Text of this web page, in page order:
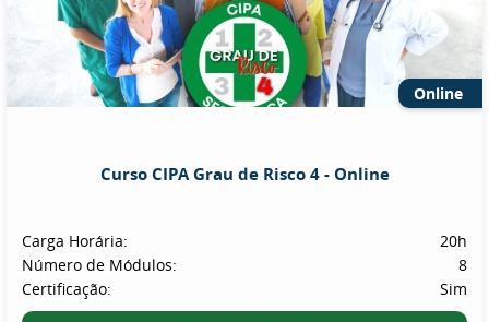
Online
Curso CIPA Grau de Risco 4 - Online
Carga Horária:
20h
Número de Módulos:
8
Certificação:
Sim